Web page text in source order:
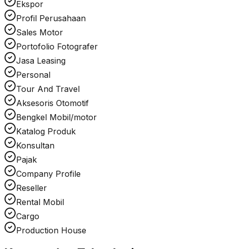
Ekspor
Profil Perusahaan
Sales Motor
Portofolio Fotografer
Jasa Leasing
Personal
Tour And Travel
Aksesoris Otomotif
Bengkel Mobil/motor
Katalog Produk
Konsultan
Pajak
Company Profile
Reseller
Rental Mobil
Cargo
Production House